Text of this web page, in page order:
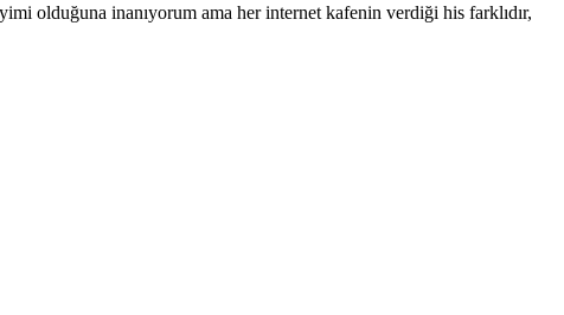
olduğuna inanıyorum ama her internet kafenin verdiği his farklıdır,